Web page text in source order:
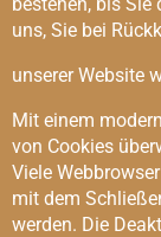
uns, Sie bei
unserer Website
Mit einem
von Cookies
Viele
mit dem
werden. Die